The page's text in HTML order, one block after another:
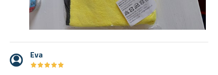
Eva
★★★★★
★★★★★